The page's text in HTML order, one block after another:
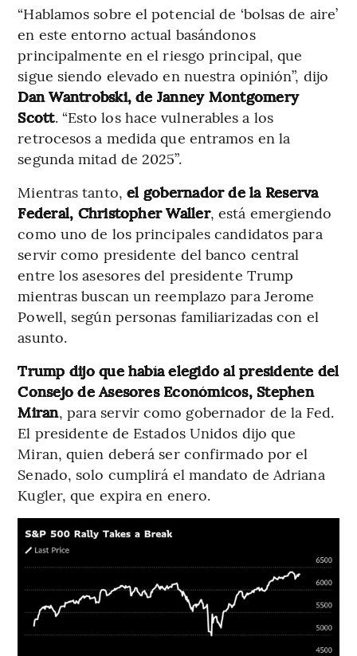
“Hablamos sobre el potencial de ‘bolsas de aire’
en este entorno actual basándonos
principalmente en el riesgo principal, que
sigue siendo elevado en nuestra opinión”, dijo
Dan Wantrobski, de Janney Montgomery
Scott. “Esto los hace vulnerables a los
retrocesos a medida que entramos en la
segunda mitad de 2025”.
Mientras tanto, el gobernador de la Reserva
Federal, Christopher Waller, está emergiendo
como uno de los principales candidatos para
servir como presidente del banco central
entre los asesores del presidente Trump
mientras buscan un reemplazo para Jerome
Powell, según personas familiarizadas con el
asunto.
Trump dijo que había elegido al presidente del
Consejo de Asesores Económicos, Stephen
Miran, para servir como gobernador de la Fed.
El presidente de Estados Unidos dijo que
Miran, quien deberá ser confirmado por el
Senado, solo cumplirá el mandato de Adriana
Kugler, que expira en enero.